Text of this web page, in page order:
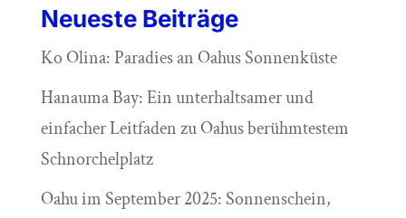
Neueste Beiträge
Ko Olina: Paradies an Oahus Sonnenküste
Hanauma Bay: Ein unterhaltsamer und
einfacher Leitfaden zu Oahus berühmtestem
Schnorchelplatz
Oahu im September 2025: Sonnenschein,